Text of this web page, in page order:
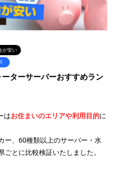
が安い
ターサーバーおすすめラン
はお住まいのエリアや利用目的に
ー、60種類以上のサーバー・水
とに比較検証いたしました。